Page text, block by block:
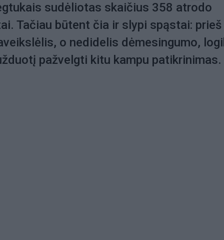
sudėliotas skaičius 358 atrodo
Tačiau būtent čia ir slypi spąstai:
o nedidelis dėmesingumo,
pažvelgti kitu kampu patikrinimas.